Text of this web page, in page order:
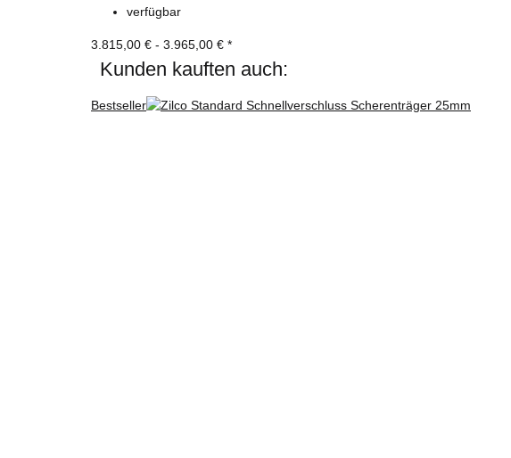
verfügbar
3.815,00 € - 3.965,00 € *
Kunden kauften auch:
Bestseller